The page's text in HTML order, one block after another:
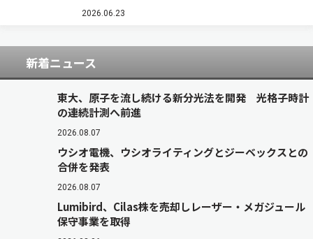
な技術を開発したと発表した（ニュースリリー
2026.06.23
新着ニュース
東大、原子を流し続ける新分光法を開発 光格子時計
の連続計測へ前進
2026.08.07
ウシオ電機、ウシオライティングとジーベックスとの
合併を発表
2026.08.07
Lumibird、Cilas株を売却しレーザー・メガジュール
保守事業を取得